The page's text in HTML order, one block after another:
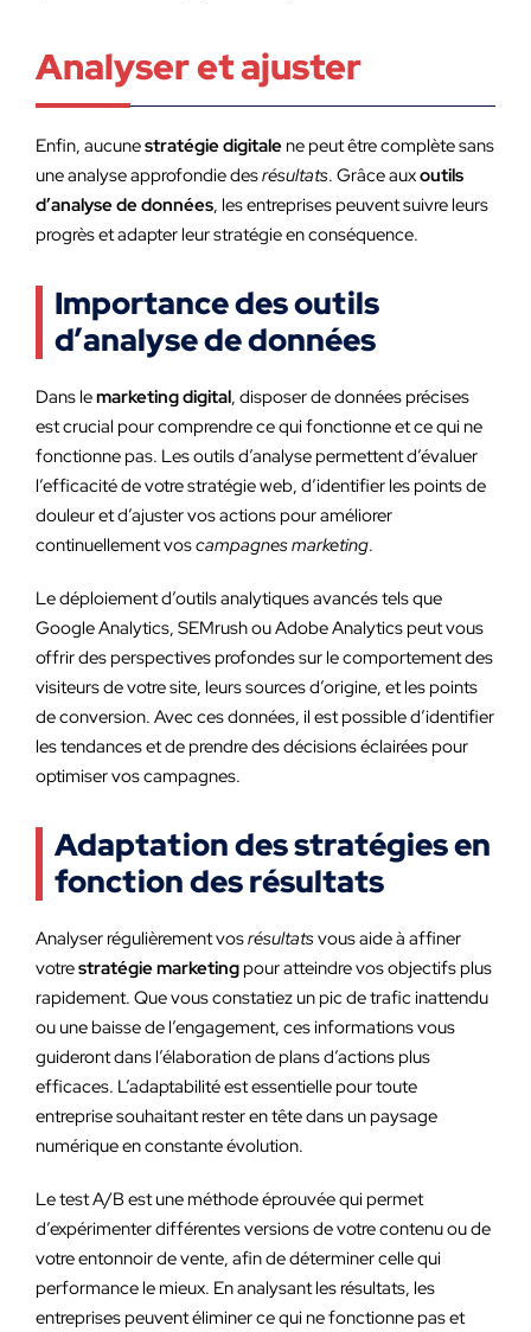
Analyser et ajuster
Enfin, aucunestratégie digitale ne peut être complète sans
une analyse approfondie desrésultats. Grâce auxoutils
d’analyse de données, les entreprises peuvent suivre leurs
progrès et adapter leur stratégie en conséquence.
Importance des outils
d’analyse de données
Dans lemarketing digital, disposer de données précises
est crucial pour comprendre ce qui fonctionne et ce qui ne
fonctionne pas. Les outils d’analyse permettent d’évaluer
l’efficacité de votre stratégie web, d’identifier les points de
douleur et d’ajuster vos actions pour améliorer
continuellement voscampagnes marketing.
Le déploiement d’outils analytiques avancés tels que
Google Analytics, SEMrush ou Adobe Analytics peut vous
offrir des perspectives profondes sur le comportement des
visiteurs de votre site, leurs sources d’origine, et les points
de conversion. Avec ces données, il est possible d’identifier
les tendances et de prendre des décisions éclairées pour
optimiser vos campagnes.
Adaptation des stratégies en
fonction des résultats
Analyser régulièrement vosrésultatsvous aide à affiner
votrestratégie marketing pour atteindre vos objectifs plus
rapidement. Que vous constatiez un pic de trafic inattendu
ou une baisse de l’engagement, ces informations vous
guideront dans l’élaboration de plans d’actions plus
efficaces. L’adaptabilité est essentielle pour toute
entreprise souhaitant rester en tête dans un paysage
numérique en constante évolution.
Le test A/B est une méthode éprouvée qui permet
d’expérimenter différentes versions de votre contenu ou de
votre entonnoir de vente, afin de déterminer celle qui
performance le mieux. En analysant les résultats, les
entreprises peuvent éliminer ce qui ne fonctionne pas et